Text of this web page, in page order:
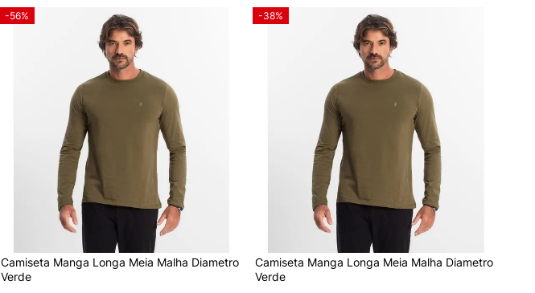
-56%
Camiseta Manga Longa Meia Malha Diametro
Verde
-38%
Camiseta Manga Longa Meia Malha Diametro
Verde